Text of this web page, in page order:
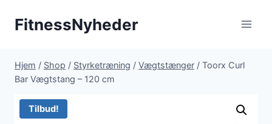
FitnessNyheder
Hjem / Shop / Styrketræning / Vægtstænger / Toorx Curl
Bar Vægtstang – 120 cm
Tilbud!